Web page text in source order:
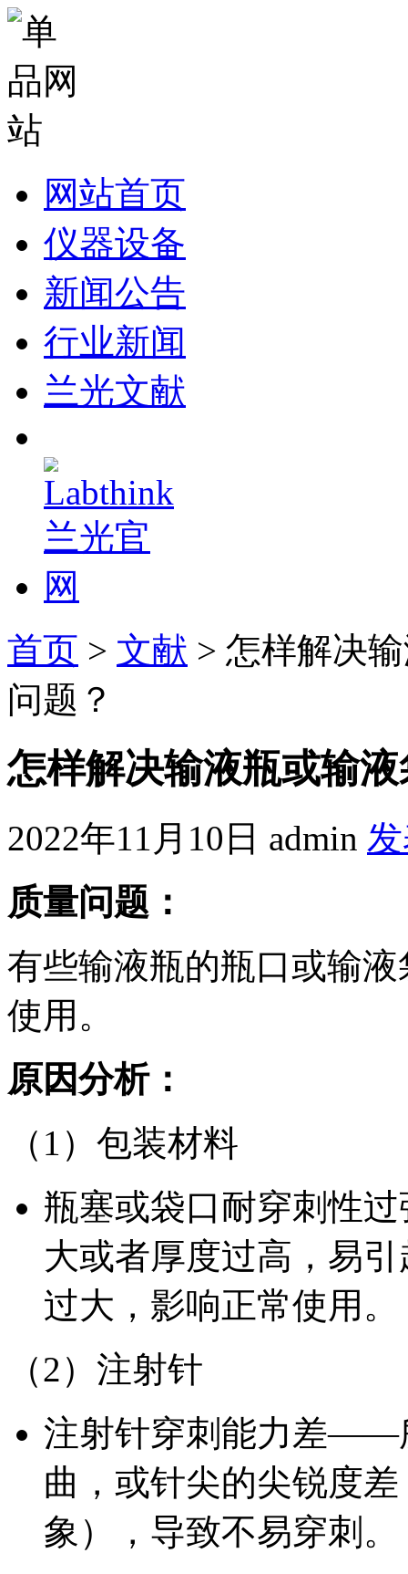
网站首页
仪器设备
新闻公告
行业新闻
兰光文献
首页 > 文献 > 怎样解决
问题？
怎样解决输液瓶或输
2022年11月10日 admin
质量问题：
有些输液瓶的瓶口或输
使用。
原因分析：
（1）包装材料
瓶塞或袋口耐穿刺性
大或者厚度过高，易
过大，影响正常使用。
（2）注射针
注射针穿刺能力差——
曲，或针尖的尖锐度
象），导致不易穿刺。